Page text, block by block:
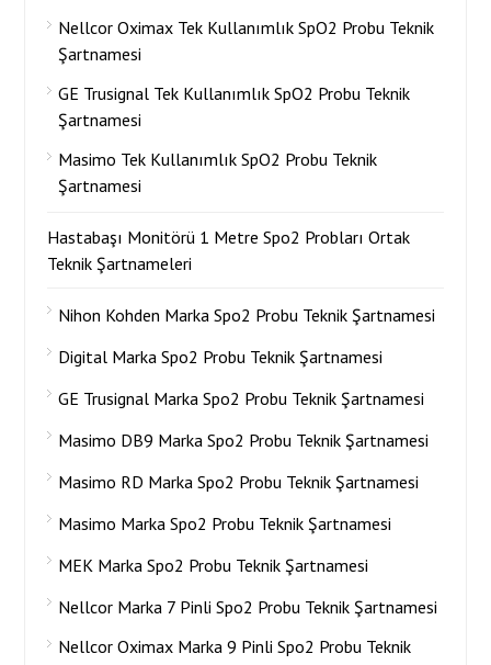
Nellcor Oximax Tek Kullanımlık SpO2 Probu Teknik
Şartnamesi
GE Trusignal Tek Kullanımlık SpO2 Probu Teknik
Şartnamesi
Masimo Tek Kullanımlık SpO2 Probu Teknik
Şartnamesi
Hastabaşı Monitörü 1 Metre Spo2 Probları Ortak
Teknik Şartnameleri
Nihon Kohden Marka Spo2 Probu Teknik Şartnamesi
Digital Marka Spo2 Probu Teknik Şartnamesi
GE Trusignal Marka Spo2 Probu Teknik Şartnamesi
Masimo DB9 Marka Spo2 Probu Teknik Şartnamesi
Masimo RD Marka Spo2 Probu Teknik Şartnamesi
Masimo Marka Spo2 Probu Teknik Şartnamesi
MEK Marka Spo2 Probu Teknik Şartnamesi
Nellcor Marka 7 Pinli Spo2 Probu Teknik Şartnamesi
Nellcor Oximax Marka 9 Pinli Spo2 Probu Teknik